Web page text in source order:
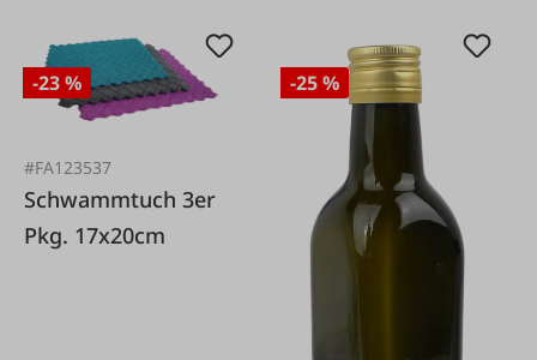
-23 %
#FA123537
Schwammtuch 3er
Pkg. 17x20cm
-25 %